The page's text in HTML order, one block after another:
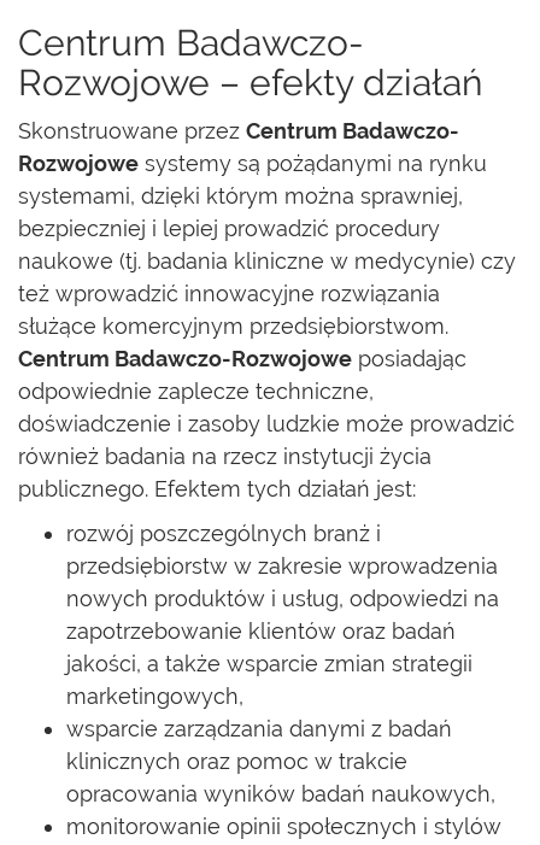
Centrum Badawczo-
Rozwojowe – efekty działań
Skonstruowane przez Centrum Badawczo-
Rozwojowe systemy są pożądanymi na rynku
systemami, dzięki którym można sprawniej,
bezpieczniej i lepiej prowadzić procedury
naukowe (tj. badania kliniczne w medycynie) czy
też wprowadzić innowacyjne rozwiązania
służące komercyjnym przedsiębiorstwom.
Centrum Badawczo-Rozwojowe posiadając
odpowiednie zaplecze techniczne,
doświadczenie i zasoby ludzkie może prowadzić
również badania na rzecz instytucji życia
publicznego. Efektem tych działań jest:
rozwój poszczególnych branż i
przedsiębiorstw w zakresie wprowadzenia
nowych produktów i usług, odpowiedzi na
zapotrzebowanie klientów oraz badań
jakości, a także wsparcie zmian strategii
marketingowych,
wsparcie zarządzania danymi z badań
klinicznych oraz pomoc w trakcie
opracowania wyników badań naukowych,
monitorowanie opinii społecznych i stylów